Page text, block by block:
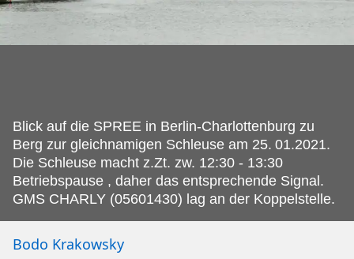
Blick auf die SPREE in Berlin-Charlottenburg zu
Berg zur gleichnamigen Schleuse am 25. 01.2021.
Die Schleuse macht z.Zt. zw. 12:30 - 13:30
Betriebspause , daher das entsprechende Signal.
GMS CHARLY (05601430) lag an der Koppelstelle.
Bodo Krakowsky